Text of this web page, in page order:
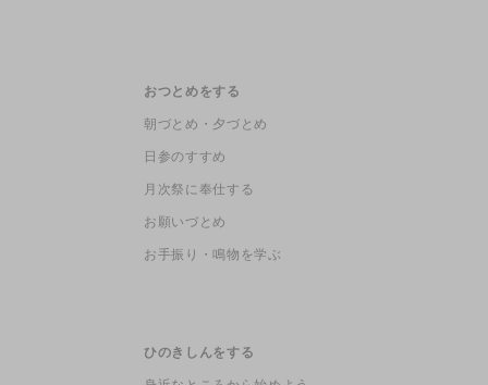
おつとめをする
朝づとめ・夕づとめ
日参のすすめ
月次祭に奉仕する
お願いづとめ
お手振り・鳴物を学ぶ
ひのきしんをする